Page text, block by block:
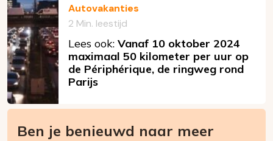
Autovakanties
2 Min. leestijd
Lees ook: Vanaf 10 oktober 2024
maximaal 50 kilometer per uur op
de Périphérique, de ringweg rond
Parijs
Ben je benieuwd naar meer